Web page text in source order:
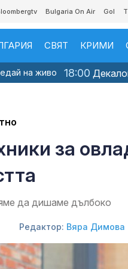
Bulgaria On Air Gol
СВЯТ КРИМИ
на живо 18:00
за
да дишаме дълбоко
Редактор: Вяра Димова